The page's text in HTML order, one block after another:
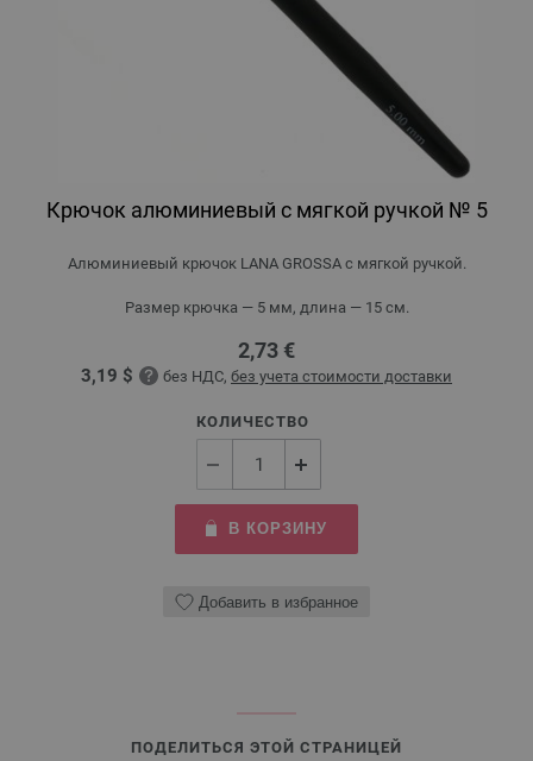
Крючок алюминиевый с мягкой ручкой № 5
Алюминиевый крючок LANA GROSSA с мягкой ручкой.
Размер крючка — 5 мм, длина — 15 см.
2,73 €
3,19 $ без НДС, без учета стоимости доставки
КОЛИЧЕСТВО
В КОРЗИНУ
Добавить в избранное
ПОДЕЛИТЬСЯ ЭТОЙ СТРАНИЦЕЙ